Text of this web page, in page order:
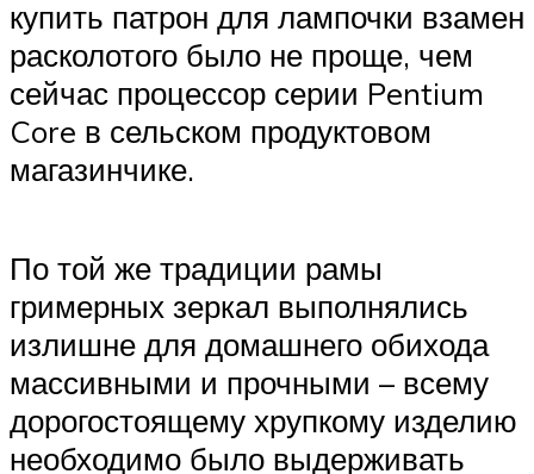
купить патрон для лампочки взамен
расколотого было не проще, чем
сейчас процессор серии Pentium
Core в сельском продуктовом
магазинчике.
По той же традиции рамы
гримерных зеркал выполнялись
излишне для домашнего обихода
массивными и прочными – всему
дорогостоящему хрупкому изделию
необходимо было выдерживать